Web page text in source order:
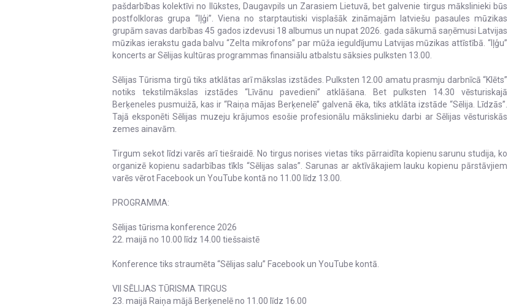
pašdarbības kolektīvi no Ilūkstes, Daugavpils un Zarasiem Lietuvā, bet galvenie tirgus mākslinieki būs
postfolkloras grupa “Iļģi”. Viena no starptautiski visplašāk zināmajām latviešu pasaules mūzikas
grupām savas darbības 45 gados izdevusi 18 albumus un nupat 2026. gada sākumā saņēmusi Latvijas
mūzikas ierakstu gada balvu “Zelta mikrofons” par mūža ieguldījumu Latvijas mūzikas attīstībā. “Iļģu”
koncerts ar Sēlijas kultūras programmas finansiālu atbalstu sāksies pulksten 13.00.
Sēlijas Tūrisma tirgū tiks atklātas arī mākslas izstādes. Pulksten 12.00 amatu prasmju darbnīcā “Klēts”
notiks tekstilmākslas izstādes “Līvānu pavedieni” atklāšana. Bet pulksten 14.30 vēsturiskajā
Berķeneles pusmuižā, kas ir “Raiņa mājas Berķenelē” galvenā ēka, tiks atklāta izstāde “Sēlija. Līdzās”.
Tajā eksponēti Sēlijas muzeju krājumos esošie profesionālu mākslinieku darbi ar Sēlijas vēsturiskās
zemes ainavām.
Tirgum sekot līdzi varēs arī tiešraidē. No tirgus norises vietas tiks pārraidīta kopienu sarunu studija, ko
organizē kopienu sadarbības tīkls “Sēlijas salas”. Sarunas ar aktīvākajiem lauku kopienu pārstāvjiem
varēs vērot Facebook un YouTube kontā no 11.00 līdz 13.00.
PROGRAMMA:
Sēlijas tūrisma konference 2026
22. maijā no 10.00 līdz 14.00 tiešsaistē
Konference tiks straumēta “Sēlijas salu” Facebook un YouTube kontā.
VII SĒLIJAS TŪRISMA TIRGUS
23. maijā Raiņa mājā Berķenelē no 11.00 līdz 16.00